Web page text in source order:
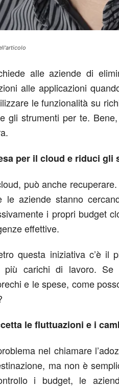
alle aziende di
alle applicazioni
le funzionalità su
e gli strumenti per te.
per il cloud e riduci gli
può anche
le aziende stanno
i propri budget
effettive.
questa iniziativa c’è il
più carichi di lavoro.
e le spese, come
le fluttuazioni e i
nel chiamare
ma non è
i budget, le